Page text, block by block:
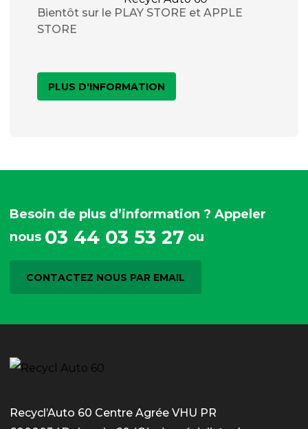
Bientôt sur le PLAY STORE et APPLE
STORE
PLUS D'INFORMATION
Besoin de plus d’information ? Appeler
nous 03 44 03 53 27 ou
CONTACTEZ NOUS PAR EMAIL
Recycl’Auto 60 Centre Agrée VHU PR